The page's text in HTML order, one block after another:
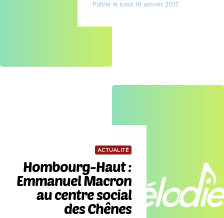
Publié le lundi 16 janvier 2017
ACTUALITÉ
Hombourg-Haut :
Emmanuel Macron
au centre social
des Chênes